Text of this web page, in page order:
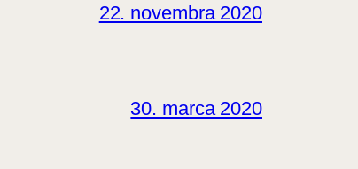
22. novembra 2020
30. marca 2020